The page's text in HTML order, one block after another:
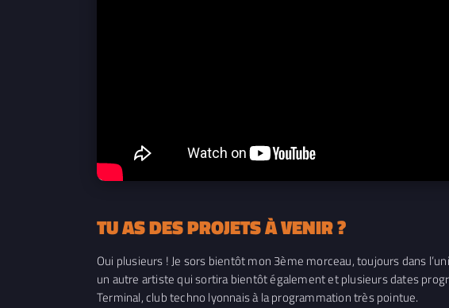
TU AS DES PROJETS À VENIR ?
Oui plusieurs ! Je sors bientôt mon 3ème morceau, toujours dans
un autre artiste qui sortira bientôt également et plusieurs dates
Terminal, club techno lyonnais à la programmation très pointue.